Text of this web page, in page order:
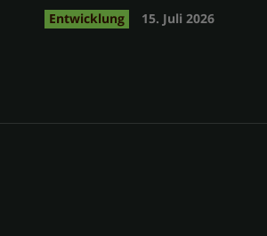
Entwicklung 15. Juli 2026